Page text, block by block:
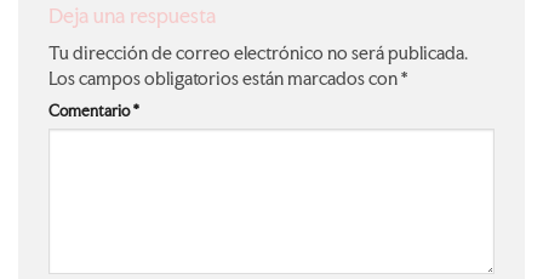
Deja una respuesta
Tu dirección de correo electrónico no será publicada.
Los campos obligatorios están marcados con*
Comentario*